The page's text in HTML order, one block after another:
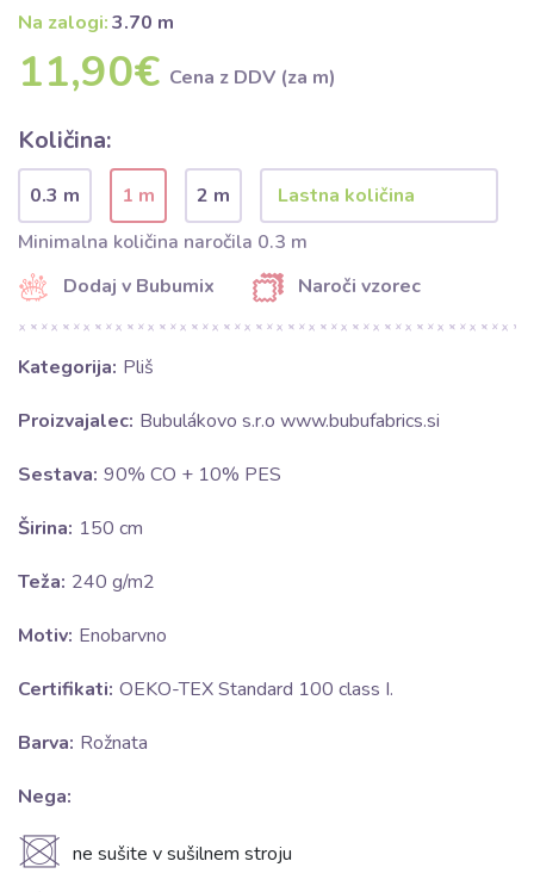
Na zalogi:3.70 m
11,90€ Cena z DDV (za m)
Količina:
0.3 m 1 m
2 m
Minimalna količina naročila 0.3 m
Dodaj v Bubumix
Naroči vzorec
Kategorija: Pliš
Proizvajalec: Bubulákovo s.r.o www.bubufabrics.si
Sestava: 90% CO + 10% PES
Širina: 150 cm
Teža: 240 g/m2
Motiv: Enobarvno
Certifikati: OEKO-TEX Standard 100 class I.
Barva: Rožnata
Nega:
U ne sušite v sušilnem stroju